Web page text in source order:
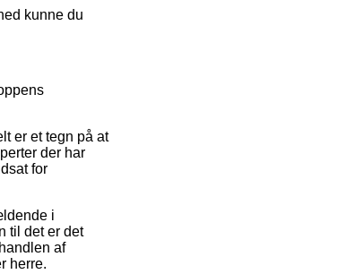
kunne du
er et tegn på at
der har
for
i
til det er det
af
herre.